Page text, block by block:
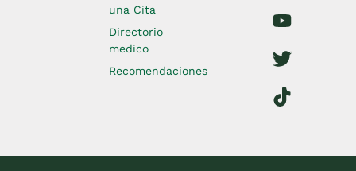
una Cita
Directorio
medico
Recomendaciones